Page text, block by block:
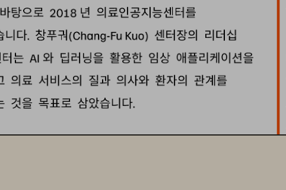
바탕으로 2018 년 의료인공지능센터를
니다. 창푸궈(Chang -Fu Kuo) 센터장의
리더십
는 AI 와 딥러닝을 활용한 임상 애플리케이션을
의료 서비스의 질과 의사와 환자의
관계를
것을 목표로 삼았습니다.